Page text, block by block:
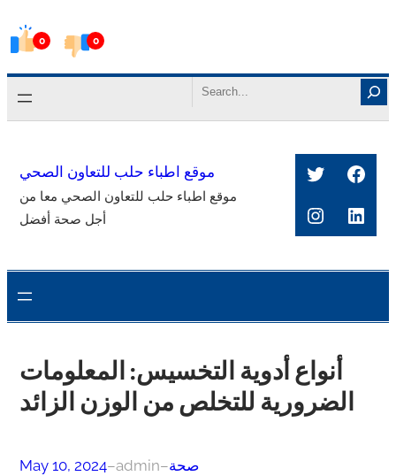
0 0
content
Search
موقع اطباء حلب للتعاون الصحي
موقع اطباء حلب للتعاون الصحي معا من
أجل صحة أفضل
Twitter
أنواع أدوية التخسيس: المعلومات
الضرورية للتخلص من الوزن الزائد
May 10, 2024–admin–صحة